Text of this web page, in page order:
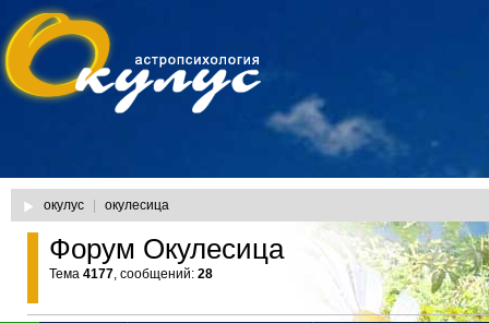
окулус окулесица
Форум Окулесица
Тема 4177, сообщений: 28